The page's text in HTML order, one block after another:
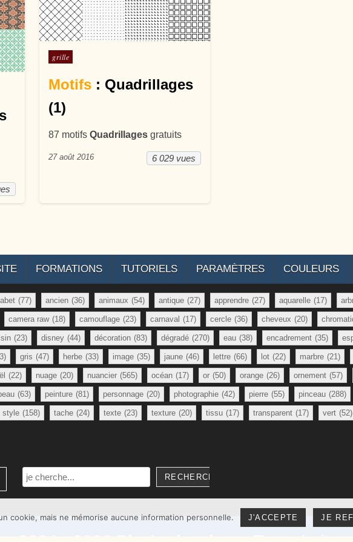
Posté dans
grille
Motifs : Quadrillages
(1)
87 motifsQuadrillages gratuits
6 029 vues
27 août 2016
FORMATIONS TUTORIELS PARAMÈTRES COULEURS
(77) ancien (36) animaux (54) antique (27) apprendre (27) aquarelle (17)
camera raw (18) camouflage (23) carnaval (17) cercle (36) cheveux (20)
(23) disney (44) décoration (83) dégradé (270) eau (38) encadrement (35)
gris (47) herbe (33) image (35) jaune (46) lettre (66) lot (22) marbre (21)
(22) nuage (20) nuancier (565) océan (17) or (50) orange (26) ornement (57)
(63) peinture (81) personnage (20) photographie (42) pierre (55) pinceau (288)
style (158) tache (24) texte (23) texture (20) tissu (17) transparent (17) vert (52)
Rechercher
RECHERCHER
cookie, mais ne mémorise aucune information personnelle. J'ACCEPTE JE